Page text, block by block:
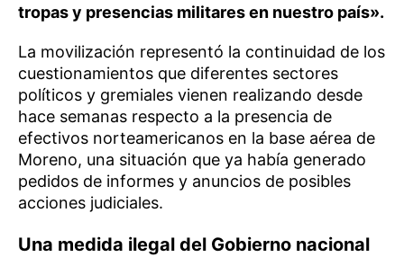
tropas y presencias militares en nuestro país».
La movilización representó la continuidad de los
cuestionamientos que diferentes sectores
políticos y gremiales vienen realizando desde
hace semanas respecto a la presencia de
efectivos norteamericanos en la base aérea de
Moreno, una situación que ya había generado
pedidos de informes y anuncios de posibles
acciones judiciales.
Una medida ilegal del Gobierno nacional